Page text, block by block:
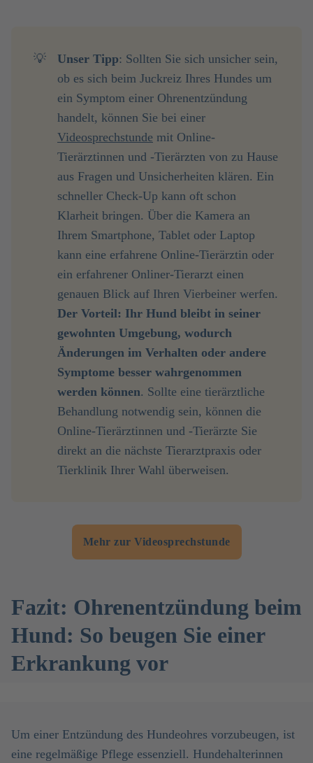
💡 Unser Tipp: Sollten Sie sich unsicher sein,
ob es sich beim Juckreiz Ihres Hundes um
ein Symptom einer Ohrenentzündung
handelt, können Sie bei einer
Videosprechstunde mit Online-
Tierärztinnen und -Tierärzten von zu Hause
aus Fragen und Unsicherheiten klären. Ein
schneller Check-Up kann oft schon
Klarheit bringen. Über die Kamera an
Ihrem Smartphone, Tablet oder Laptop
kann eine erfahrene Online-Tierärztin oder
ein erfahrener Onliner-Tierarzt einen
genauen Blick auf Ihren Vierbeiner werfen.
Der Vorteil: Ihr Hund bleibt in seiner
gewohnten Umgebung, wodurch
Änderungen im Verhalten oder andere
Symptome besser wahrgenommen
werden können. Sollte eine tierärztliche
Behandlung notwendig sein, können die
Online-Tierärztinnen und -Tierärzte Sie
direkt an die nächste Tierarztpraxis oder
Tierklinik Ihrer Wahl überweisen.
Mehr zur Videosprechstunde
Fazit: Ohrenentzündung beim
Hund: So beugen Sie einer
Erkrankung vor
Um einer Entzündung des Hundeohres vorzubeugen, ist
eine regelmäßige Pflege essenziell. Hundehalterinnen